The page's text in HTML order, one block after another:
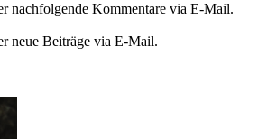
nachfolgende Kommentare via E-Mail.
neue Beiträge via E-Mail.